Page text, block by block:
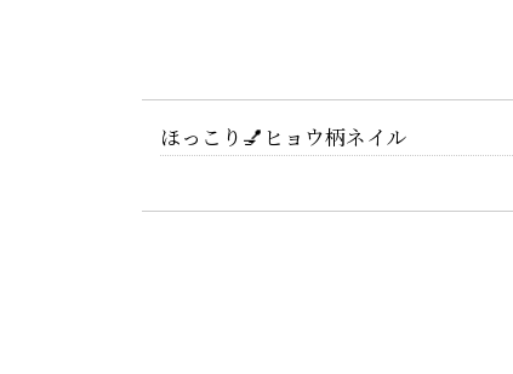
ほっこり💅ヒョウ柄ネイル